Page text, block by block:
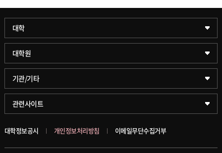
대학
과학기술대학
약학대학
글로벌비즈니스대학
공공정책대학
스마트도시학부
대학원
일반대학원
문화스포츠대학원
창업경영대학원
융합과학대학원
기관/기타
학술정보원(도서관)
학술정보팀
국제교류교육원
관련사이트
KUPID
블랙보드
대학정보공시 개인정보처리방침 이메일무단수집거부